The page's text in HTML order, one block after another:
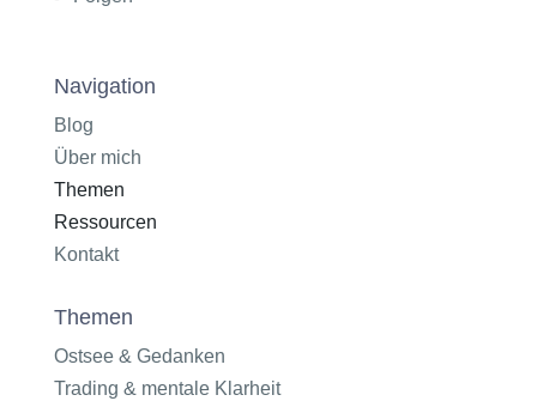
Navigation
Blog
Über mich
Themen
Ressourcen
Kontakt
Themen
Ostsee & Gedanken
Trading & mentale Klarheit